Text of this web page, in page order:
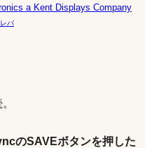
a Kent Displays Company
バ
のSAVEボタンを押した